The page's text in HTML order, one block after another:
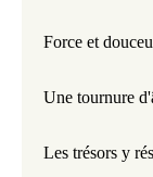
Force et
Une tournure
Les trésors y